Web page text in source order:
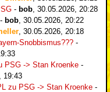
- bob 30.05.2026, 20:28
- bob 30.05.2026, 20:22
30.05.2026, 20:18
Snobbismus??? -
PSG -> Stan Kroenke -
19:43
zu PSG -> Stan Kroenke -